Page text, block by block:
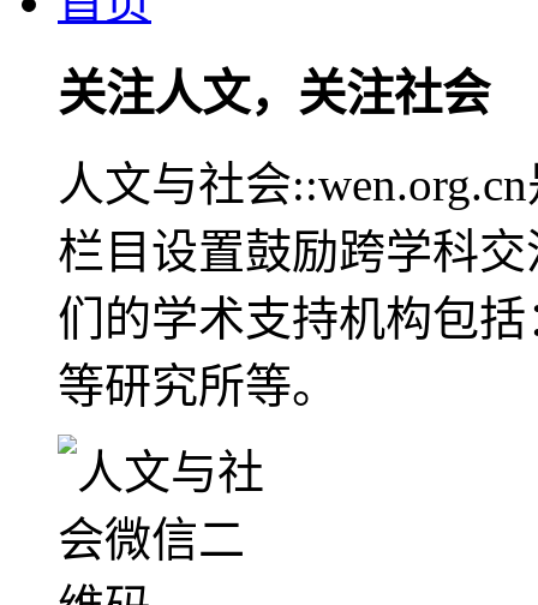
关注人文，关注社会
人文与社会
栏目设置鼓励跨学科
们的学术支持机构包
等研究所等。